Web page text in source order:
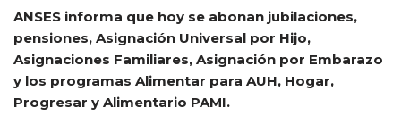
ANSES informa que hoy se abonan jubilaciones,
pensiones, Asignación Universal por Hijo,
Asignaciones Familiares, Asignación por Embarazo
y los programas Alimentar para AUH, Hogar,
Progresar y Alimentario PAMI.